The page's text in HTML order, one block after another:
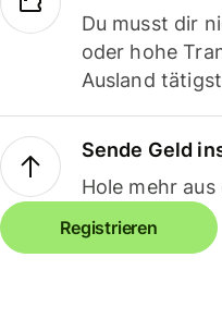
Du musst dir
oder hohe
Ausland
Sende Geld
Hole mehr
Registrieren